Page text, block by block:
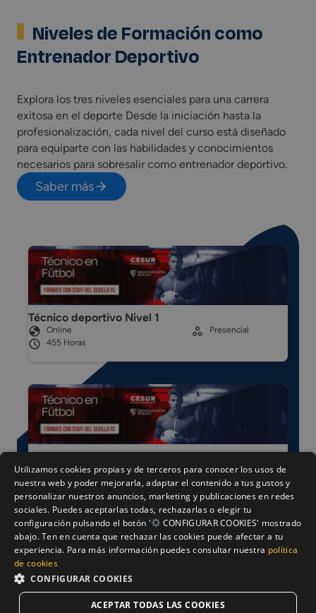
Niveles de Formación como
Entrenador Deportivo
Explora los tres niveles esenciales para una carrera
exitosa en el deporte Desde la iniciación hasta la
profesionalización, cada nivel del curso está diseñado
para equiparte con las habilidades y conocimientos
necesarios para sobresalir como entrenador deportivo.
Saber más
Técnico deportivo Nivel 1
Online
455 Horas
Presencial
Online
565 horas
Presencial
Técnico deportivo Nivel 3
Presencial
Utilizamos cookies propias y de terceros para conocer los usos de
nuestra web y poder mejorarla, adaptar el contenido a tus gustos y
personalizar nuestros anuncios, marketing y publicaciones en redes
sociales. Puedes aceptarlas todas, rechazarlas o elegir tu
configuración pulsando el botón '
CONFIGURAR COOKIES' mostrado
abajo. Ten en cuenta que rechazar las cookies puede afectar a tu
experiencia. Para más información puedes consultar nuestra política
de cookies
CONFIGURAR COOKIES
ACEPTAR TODAS LAS COOKIES